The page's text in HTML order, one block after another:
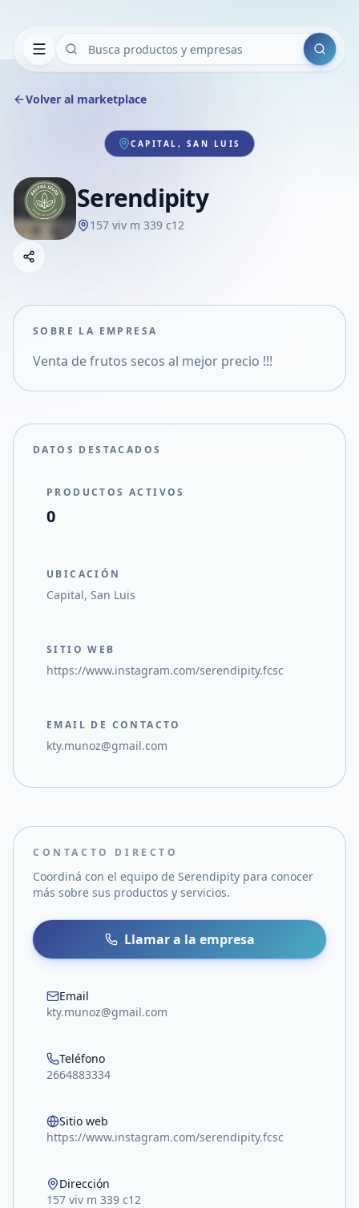
Buscar
Volver al marketplace
CAPITAL, SAN LUIS
Serendipity
157 viv m 339 c12
Compartir empresa
Compartir en X
SOBRE LA EMPRESA
Venta de frutos secos al mejor precio !!!
DATOS DESTACADOS
PRODUCTOS ACTIVOS
0
UBICACIÓN
Capital, San Luis
SITIO WEB
https://www.instagram.com/serendipity.fcsc
EMAIL DE CONTACTO
kty.munoz@gmail.com
CONTACTO DIRECTO
Coordiná con el equipo de Serendipity para conocer
más sobre sus productos y servicios.
Llamar a la empresa
Email
kty.munoz@gmail.com
Teléfono
2664883334
Sitio web
https://www.instagram.com/serendipity.fcsc
Dirección
157 viv m 339 c12